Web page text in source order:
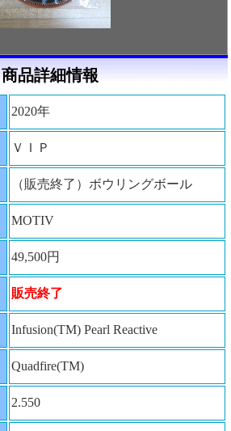
商品詳細情報
2020年
ＶＩＰ
（販売終了）ボウリングボール
MOTIV
49,500円
販売終了
Infusion(TM) Pearl Reactive
Quadfire(TM)
2.550